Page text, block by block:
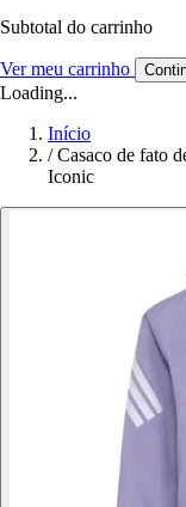
Subtotal do carrinho
Ver meu carrinho
Loading...
Início
/ Casaco de fato
Iconic